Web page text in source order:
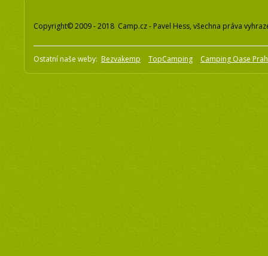
Copyright© 2009 - 2018 Camp.cz - Pavel Hess, všechna práva
Ostatní naše weby: Bezvakemp TopCamping Camping Oase